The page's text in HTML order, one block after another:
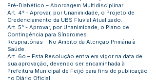
Pré-Diabético – Abordagem Multidisciplinar.
Art. 4° - Aprovar, por Unanimidade, o Projeto de
Credenciamento da UBS Fluvial Atualizado.
Art. 5° - Aprovar, por Unanimidade, o Plano de
Contingência para Síndromes
Respiratórias – No Âmbito da Atenção Primária à
Saúde.
Art. 6o – Esta Resolução entra em vigor na data de
sua aprovação, devendo ser encaminhada à
Prefeitura Municipal de Feijó para fins de publicação
no Diário Oficial.